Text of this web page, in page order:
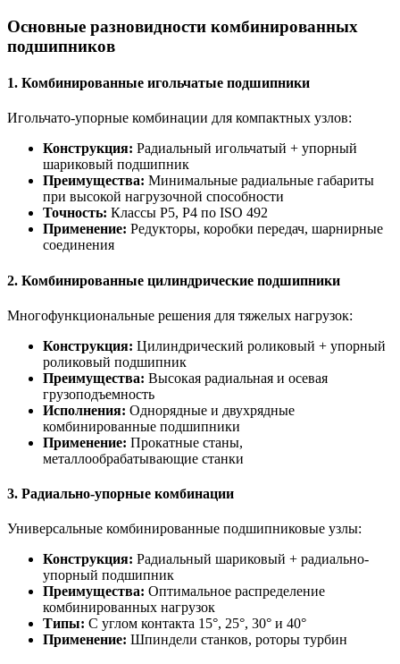
Основные разновидности комбинированных
подшипников
1. Комбинированные игольчатые подшипники
Игольчато-упорные комбинации для компактных узлов:
Конструкция: Радиальный игольчатый + упорный
шариковый подшипник
Преимущества: Минимальные радиальные габариты
при высокой нагрузочной способности
Точность: Классы P5, P4 по ISO 492
Применение: Редукторы, коробки передач, шарнирные
соединения
2. Комбинированные цилиндрические подшипники
Многофункциональные решения для тяжелых нагрузок:
Конструкция: Цилиндрический роликовый + упорный
роликовый подшипник
Преимущества: Высокая радиальная и осевая
грузоподъемность
Исполнения: Однорядные и двухрядные
комбинированные подшипники
Применение: Прокатные станы,
металлообрабатывающие станки
3. Радиально-упорные комбинации
Универсальные комбинированные подшипниковые узлы:
Конструкция: Радиальный шариковый + радиально-
упорный подшипник
Преимущества: Оптимальное распределение
комбинированных нагрузок
Типы: С углом контакта 15°, 25°, 30° и 40°
Применение: Шпиндели станков, роторы турбин